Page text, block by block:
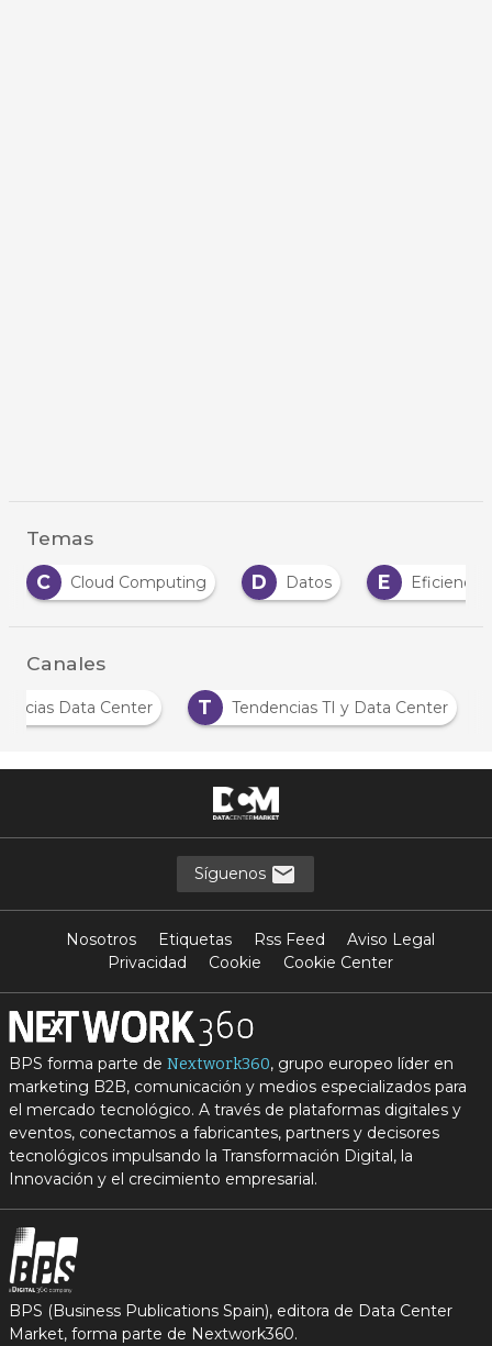
Temas
C
Cloud Computing D Datos E Eficiencia
Canales
Data Center T Tendencias TI y Data Center
Síguenos
Nosotros Etiquetas Rss Feed
Aviso Legal
Privacidad
Cookie Cookie Center
BPS forma parte de Nextwork360, grupo europeo líder en
marketing B2B, comunicación y medios especializados para
el mercado tecnológico. A través de plataformas digitales y
eventos, conectamos a fabricantes, partners y decisores
tecnológicos impulsando la Transformación Digital, la
Innovación y el crecimiento empresarial.
BPS (Business Publications Spain), editora de Data Center
Market, forma parte de Nextwork360.